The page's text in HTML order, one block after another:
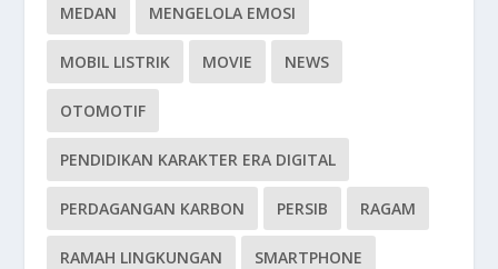
MEDAN MENGELOLA EMOSI
MOBIL LISTRIK MOVIE NEWS
OTOMOTIF
PENDIDIKAN KARAKTER ERA DIGITAL
PERDAGANGAN KARBON PERSIB RAGAM
RAMAH LINGKUNGAN SMARTPHONE